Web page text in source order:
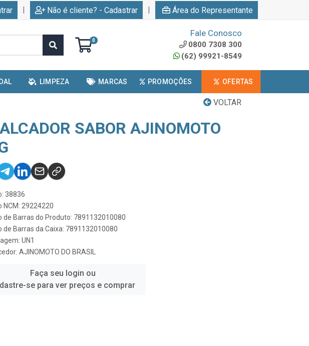
| Não é cliente? - Cadastrar | Área do Representante
0
Fale Conosco
0800 7308 300
(62) 99921-8549
LIMPEZA MARCAS PROMOÇÕES OFERTAS
VOLTAR
SABOR AJINOMOTO
38836
NCM: 29224220
de Barras do Produto: 7891132010080
de Barras da Caixa: 7891132010080
UN1
AJINOMOTO DO BRASIL
Faça seu login ou
se para ver preços e comprar